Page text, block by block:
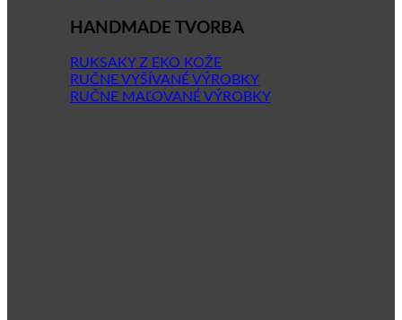
HANDMADE TVORBA
RUKSAKY Z EKO KOŽE
RUČNE VYŠÍVANÉ VÝROBKY
RUČNE MAĽOVANÉ VÝROBKY